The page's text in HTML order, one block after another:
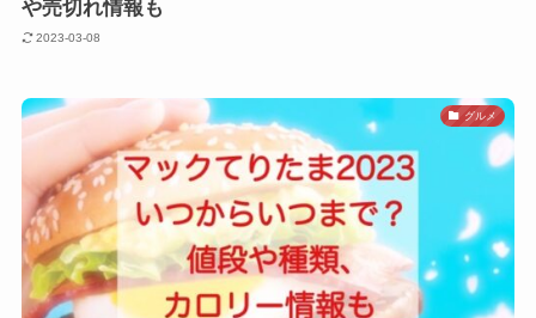
や売切れ情報も
2023-03-08
グルメ